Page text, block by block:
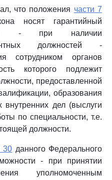
что положения части 7
носят гарантийный
- при наличии
должностей -
сотрудником органов
которого подлежит
предоставленной
образования
дел (выслуги
по специальности, т.е.
должности.
30 данного Федерального
- при принятии
уполномоченным